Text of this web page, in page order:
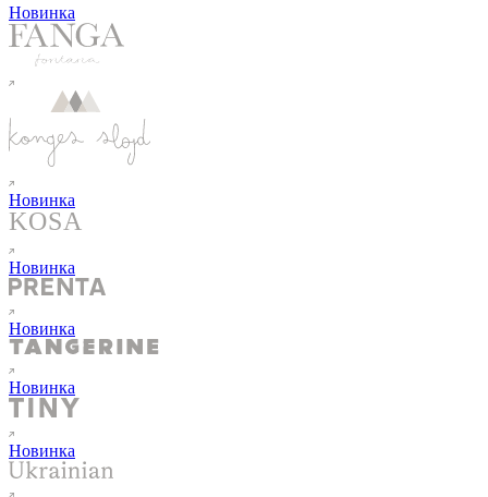
Новинка
Новинка
Новинка
Новинка
Новинка
Новинка